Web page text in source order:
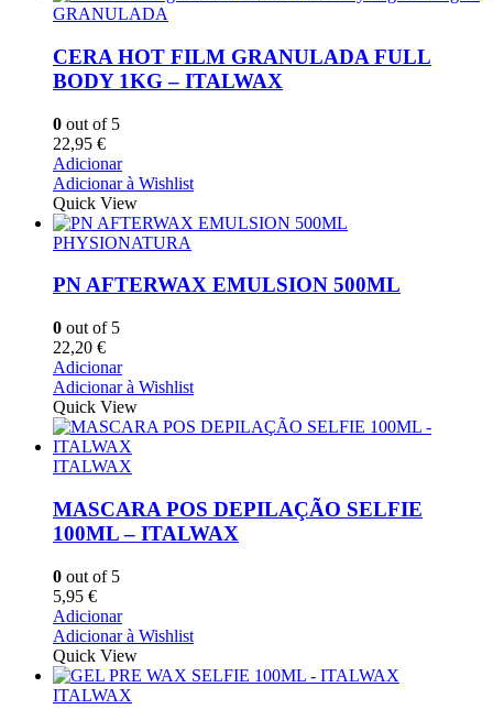
GRANULADA
CERA HOT FILM GRANULADA FULL
BODY 1KG – ITALWAX
0 out of 5
22,95 €
Adicionar
Adicionar à Wishlist
Quick View
PHYSIONATURA
PN AFTERWAX EMULSION 500ML
0 out of 5
22,20 €
Adicionar
Adicionar à Wishlist
Quick View
ITALWAX
MASCARA POS DEPILAÇÃO SELFIE
100ML – ITALWAX
0 out of 5
5,95 €
Adicionar
Adicionar à Wishlist
Quick View
ITALWAX